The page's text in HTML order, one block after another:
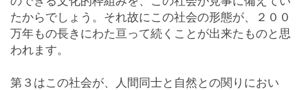
たからでしょう。それ故にこの社会の形態が、２００
万年もの長きにわた亘って続くことが出来たものと思
われます。
第３はこの社会が、人間同士と自然との関りにおい